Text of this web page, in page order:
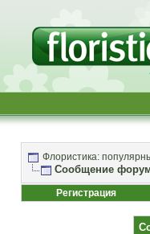
Флористика:
Сообщение
Регистрация